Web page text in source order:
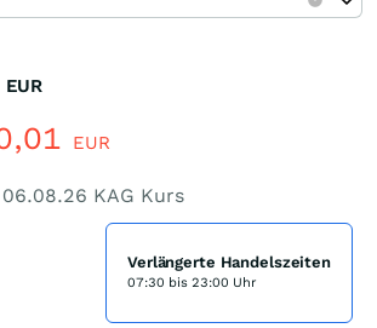
EUR
EUR
06.08.26 KAG Kurs
Verlängerte Handelszeiten
07:30 bis 23:00 Uhr